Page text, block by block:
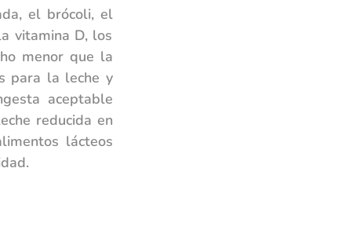
el brócoli, el
vitamina D, los
menor que la
para la leche y
aceptable
reducida en
lácteos